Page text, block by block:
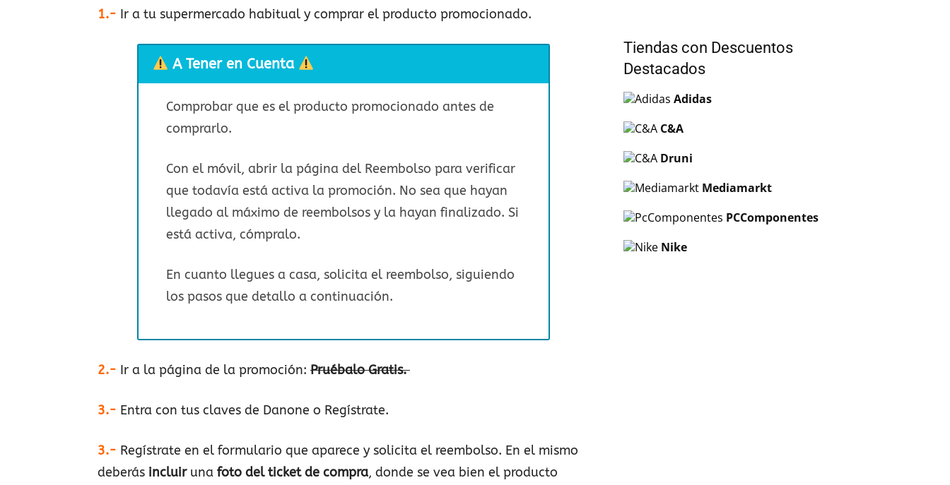
1.- Ir a tu supermercado habitual y comprar el producto promocionado.
A Tener en Cuenta
Comprobar que es el producto promocionado antes de
comprarlo.
Con el móvil, abrir la página del Reembolso para verificar
que todavía está activa la promoción. No sea que hayan
llegado al máximo de reembolsos y la hayan finalizado. Si
está activa, cómpralo.
En cuanto llegues a casa, solicita el reembolso, siguiendo
los pasos que detallo a continuación.
2.- Ir a la página de la promoción: Pruébalo Gratis.
3.- Entra con tus claves de Danone o Regístrate.
3.- Regístrate en el formulario que aparece y solicita el reembolso. En el mismo
deberás incluiruna foto del ticket de compra, donde se vea bien el producto
Tiendas con Descuentos
Destacados
Adidas
C&A
Druni
Mediamarkt
PCComponentes
Nike